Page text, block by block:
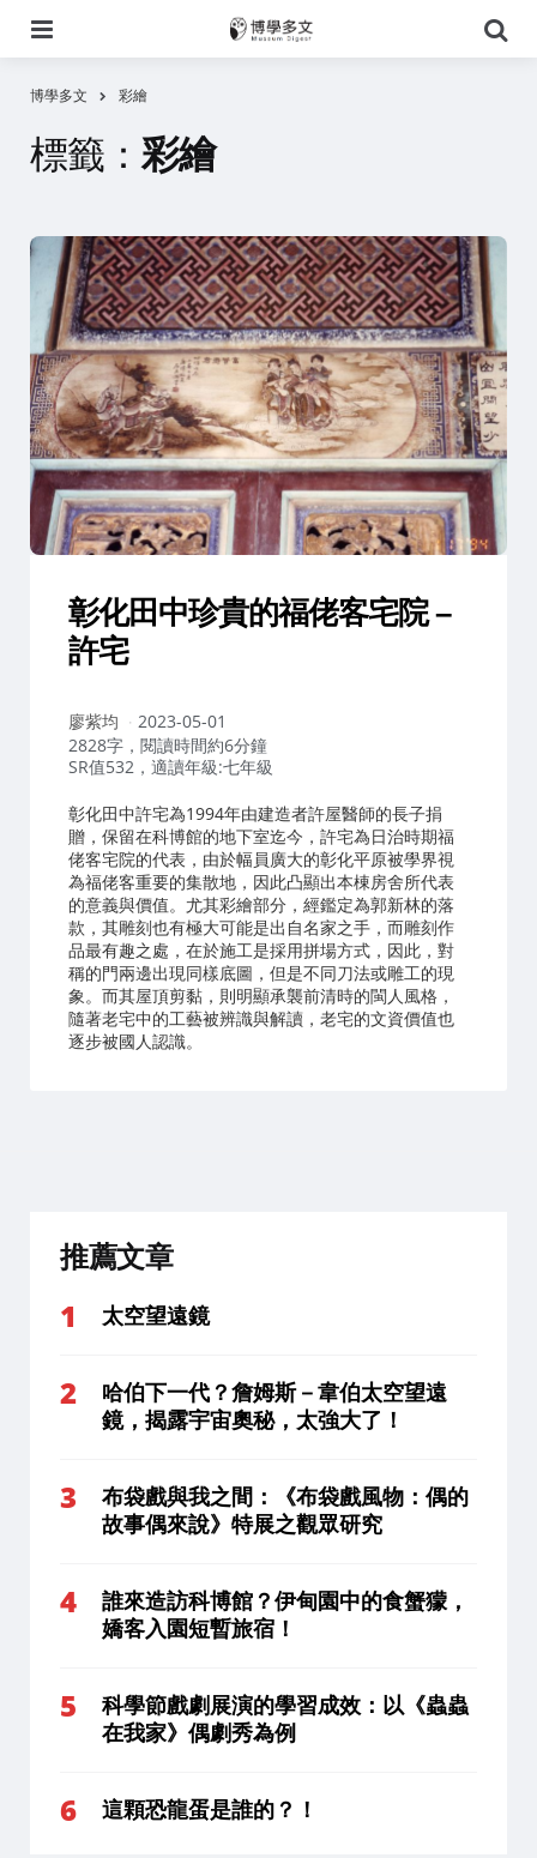
尋
博學多文 彩繪
標籤： 彩繪
彰化田中珍貴的福佬客宅院 –
許宅
作
者：
廖紫均
2023-05-01
2828字，閱讀時間約6分鐘
SR值532，適讀年級:七年級
彰化田中許宅為1994年由建造者許屋醫師的長子捐
贈，保留在科博館的地下室迄今，許宅為日治時期福
佬客宅院的代表，由於幅員廣大的彰化平原被學界視
為福佬客重要的集散地，因此凸顯出本棟房舍所代表
的意義與價值。尤其彩繪部分，經鑑定為郭新林的落
款，其雕刻也有極大可能是出自名家之手，而雕刻作
品最有趣之處，在於施工是採用拼場方式，因此，對
稱的門兩邊出現同樣底圖，但是不同刀法或雕工的現
象。而其屋頂剪黏，則明顯承襲前清時的閩人風格，
隨著老宅中的工藝被辨識與解讀，老宅的文資價值也
逐步被國人認識。
推薦文章
太空望遠鏡
哈伯下一代？詹姆斯－韋伯太空望遠
鏡，揭露宇宙奧秘，太強大了！
布袋戲與我之間：《布袋戲風物：偶的
故事偶來說》特展之觀眾研究
誰來造訪科博館？伊甸園中的食蟹獴，
嬌客入園短暫旅宿！
科學節戲劇展演的學習成效：以《蟲蟲
在我家》偶劇秀為例
這顆恐龍蛋是誰的？！